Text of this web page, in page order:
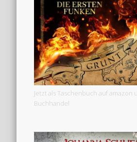
Jetzt als Taschenbuch auf amazon
Buchhandel